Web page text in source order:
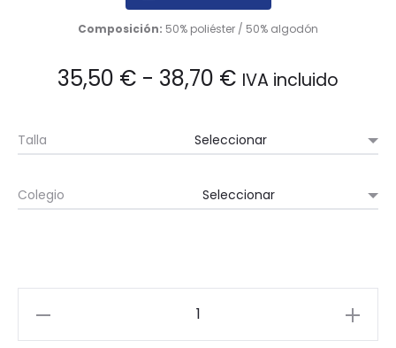
Composición: 50% poliéster / 50% algodón
35,50 € - 38,70 € Rango
precios:
desde
hasta
38,70 €
IVA incluido
Talla
Colegio